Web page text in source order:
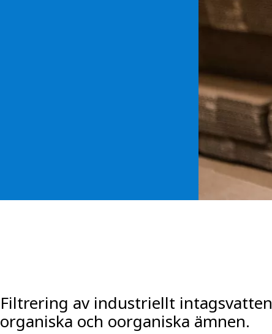
SOUTH EAST ASIA
Filtrering av industriellt
organiska och oorganiska ämnen.